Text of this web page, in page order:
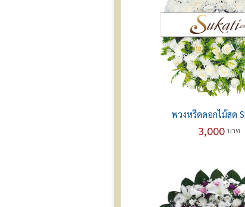
พวงหรีดดอกไม้สด
3,000 บาท